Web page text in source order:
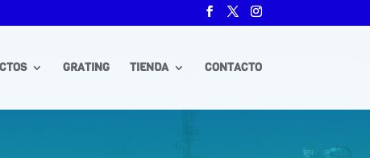
GRATING TIENDA CONTACTO